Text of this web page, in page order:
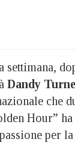
settimana,
Dandy
che
Hour”
per